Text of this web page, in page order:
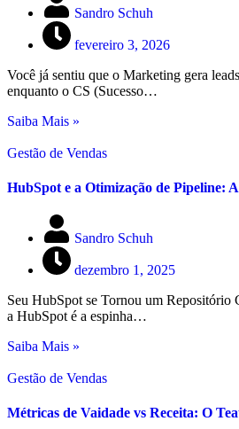
Sandro Schuh
fevereiro 3, 2026
Você já sentiu que o Marketing gera
enquanto o CS (Sucesso…
Saiba Mais »
Gestão de Vendas
HubSpot e a Otimização de Pipeline:
Sandro Schuh
dezembro 1, 2025
Seu HubSpot se Tornou um Repositório
a HubSpot é a espinha…
Saiba Mais »
Gestão de Vendas
Métricas de Vaidade vs Receita: O